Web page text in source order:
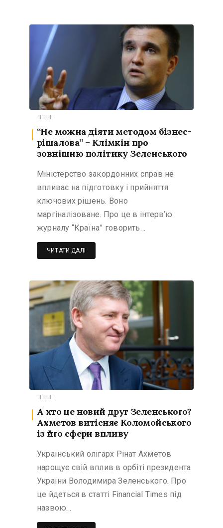
ІНШЕ
“Не можна діяти методом бізнес-
рішалова” – Клімкін про
зовнішню політику Зеленського
Міністерство закордонних справ не
впливає на підготовку і прийняття
ключових рішень. Воно
маргіналізоване. Про це в інтерв’ю
журналу “Країна” говорить…
ЧИТАТИ ДАЛІ
ІНШЕ
А хто це новий друг Зеленського?
Ахметов витісняє Коломойського
із йго сфери впливу
Український олігарх Рінат Ахметов
нарощує свій вплив в орбіті президента
України Володимира Зеленського. Про
це йдеться в статті Financial Times під
назвою…